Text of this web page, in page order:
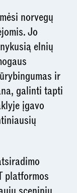
norvegų
Jo
elnių
ir
galinti tapti
įgavo
platformos